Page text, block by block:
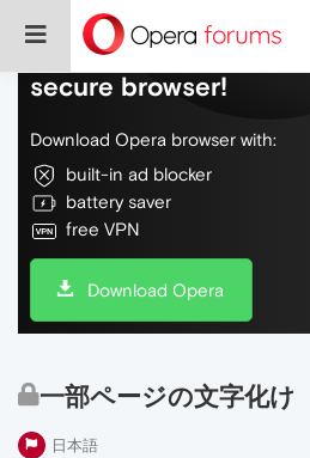
Do more on the web,
secure browser!
Download Opera browser with:
built-in ad blocker
battery saver
free VPN
Download Opera
一部ページの文字化け
日本語